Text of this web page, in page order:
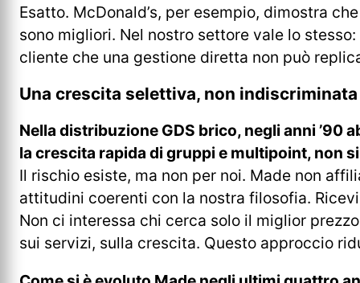
Esatto. McDonald’s, per esempio, dimostra
sono migliori. Nel nostro settore vale lo
cliente che una gestione diretta non può
Una crescita selettiva, non indiscriminata
Nella distribuzione GDS brico, negli anni ’90
la crescita rapida di gruppi e multipoint, non
Il rischio esiste, ma non per noi. Made non
attitudini coerenti con la nostra filosofia.
Non ci interessa chi cerca solo il miglior
sui servizi, sulla crescita. Questo approccio